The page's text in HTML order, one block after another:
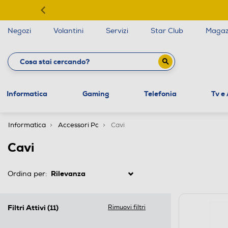
Negozi Volantini Servizi Star Club
Informatica Gaming Telefonia Tv e
Informatica Accessori Pc Cavi
Cavi
Ordina per:
Filtri Attivi (11) Rimuovi filtri